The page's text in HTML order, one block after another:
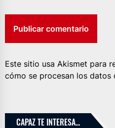
Este sitio usa Akismet para
cómo se procesan los datos
CAPAZ TE INTERESA...